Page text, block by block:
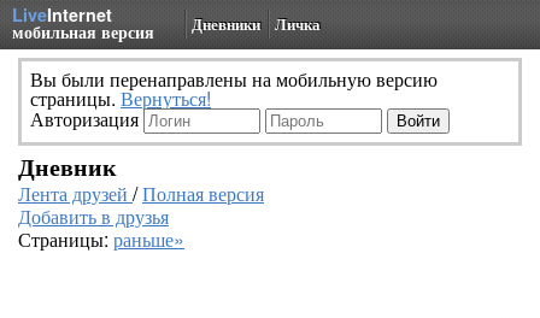
LiveInternet
мобильная версия Дневники Личка
Вы были перенаправлены на мобильную версию
страницы. Вернуться!
Авторизация
Дневник
Лента друзей /Полная версия
Добавить в друзья
Страницы: раньше»